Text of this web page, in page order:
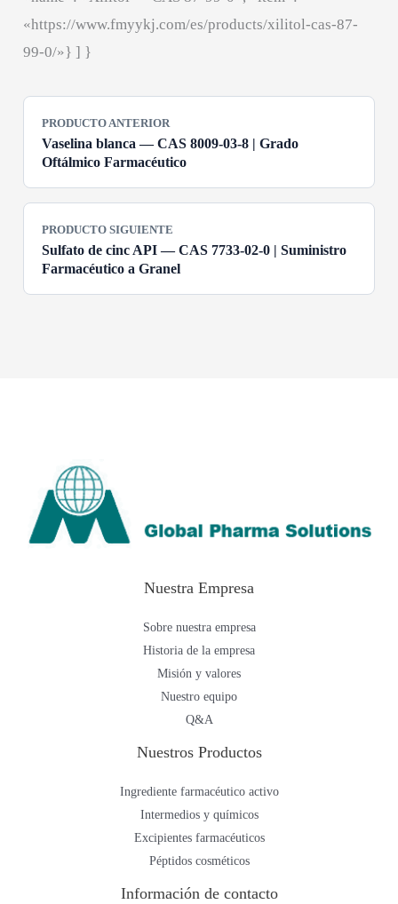
«https://www.fmyykj.com/es/products/xilitol-cas-87-
99-0/»} ] }
PRODUCTO ANTERIOR
Vaselina blanca — CAS 8009-03-8 | Grado
Oftálmico Farmacéutico
PRODUCTO SIGUIENTE
Sulfato de cinc API — CAS 7733-02-0 | Suministro
Farmacéutico a Granel
Nuestra Empresa
Sobre nuestra empresa
Historia de la empresa
Misión y valores
Nuestro equipo
Q&A
Nuestros Productos
Ingrediente farmacéutico activo
Intermedios y químicos
Excipientes farmacéuticos
Péptidos cosméticos
Información de contacto